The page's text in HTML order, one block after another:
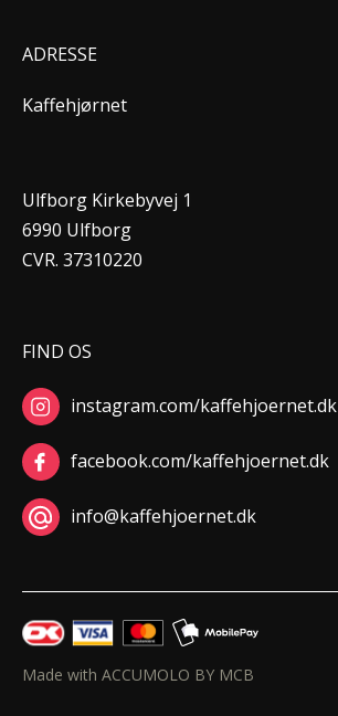
ADRESSE
Kaffehjørnet
Ulfborg Kirkebyvej 1
6990 Ulfborg
CVR. 37310220
FIND OS
instagram.com/kaffehjoernet.dk
facebook.com/kaffehjoernet.dk
info@kaffehjoernet.dk
Made with ACCUMOLO BY MCB